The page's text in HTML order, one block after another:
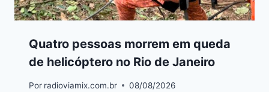
Quatro pessoas morrem em queda
de helicóptero no Rio de Janeiro
Por radioviamix.com.br 08/08/2026